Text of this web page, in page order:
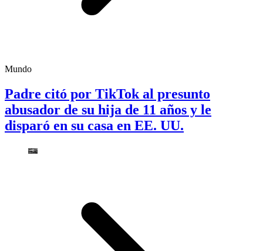
Mundo
Padre citó por TikTok al presunto
abusador de su hija de 11 años y le
disparó en su casa en EE. UU.